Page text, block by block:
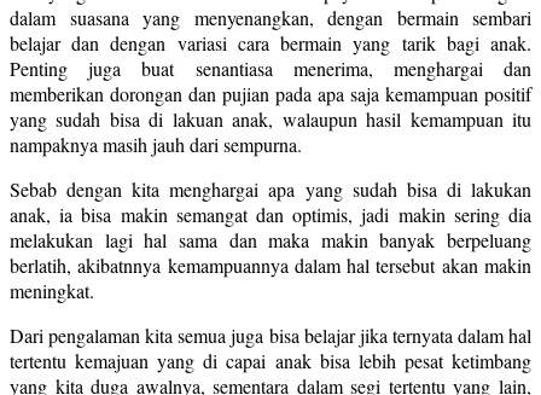
dalam suasana yang menyenangkan, dengan bermain sembari
belajar dan dengan variasi cara bermain yang tarik bagi anak.
Penting juga buat senantiasa menerima, menghargai dan
memberikan dorongan dan pujian pada apa saja kemampuan positif
yang sudah bisa di lakuan anak, walaupun hasil kemampuan itu
nampaknya masih jauh dari sempurna.
Sebab dengan kita menghargai apa yang sudah bisa di lakukan
anak, ia bisa makin semangat dan optimis, jadi makin sering dia
melakukan lagi hal sama dan maka makin banyak berpeluang
berlatih, akibatnnya kemampuannya dalam hal tersebut akan makin
meningkat.
Dari pengalaman kita semua juga bisa belajar jika ternyata dalam hal
tertentu kemajuan yang di capai anak bisa lebih pesat ketimbang
yang kita duga awalnya, sementara dalam segi tertentu yang lain,